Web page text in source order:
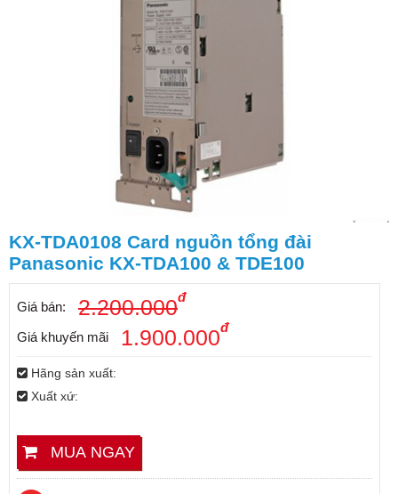
KX-TDA0108 Card nguồn tổng đài
Panasonic KX-TDA100 & TDE100
Giá bán: 2.200.000đ
Giá khuyến mãi 1.900.000đ
Hãng sản xuất:
Xuất xứ:
MUA NGAY